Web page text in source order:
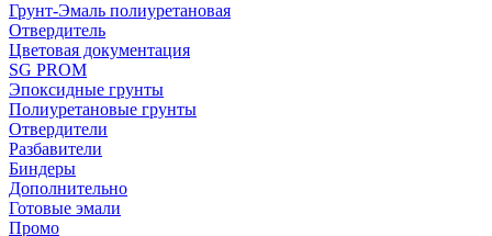
Грунт-Эмаль полиуретановая
Отвердитель
Цветовая документация
SG PROM
Эпоксидные грунты
Полиуретановые грунты
Отвердители
Разбавители
Биндеры
Дополнительно
Готовые эмали
Промо